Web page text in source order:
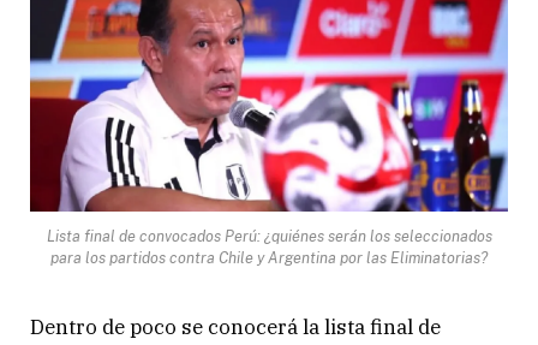
Lista final de convocados Perú: ¿quiénes serán los seleccionados
para los partidos contra Chile y Argentina por las Eliminatorias?
Dentro de poco se conocerá la lista final de